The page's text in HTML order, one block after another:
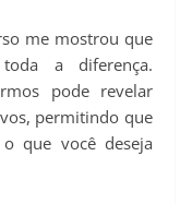
me mostrou que
a diferença.
pode revelar
permitindo que
que você deseja